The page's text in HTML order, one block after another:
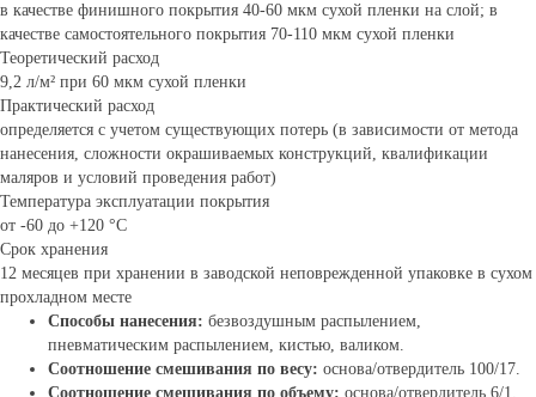
в качестве финишного покрытия 40-60 мкм сухой пленки на слой; в
качестве самостоятельного покрытия 70-110 мкм сухой пленки
Теоретический расход
9,2 л/м² при 60 мкм сухой пленки
Практический расход
определяется с учетом существующих потерь (в зависимости от метода
нанесения, сложности окрашиваемых конструкций, квалификации
маляров и условий проведения работ)
Температура эксплуатации покрытия
от -60 до +120 °С
Срок хранения
12 месяцев при хранении в заводской неповрежденной упаковке в сухом
прохладном месте
Способы нанесения: безвоздушным распылением,
пневматическим распылением, кистью, валиком.
Соотношение смешивания по весу: основа/отвердитель 100/17.
Соотношение смешивания по объему: основа/отвердитель 6/1.